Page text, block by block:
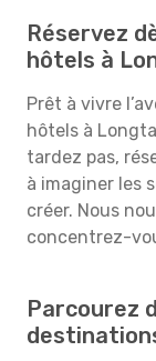
Réservez
hôtels à
Prêt à vivre
hôtels à
tardez pas,
à imaginer les
créer. Nous
concentrez-
Parcourez